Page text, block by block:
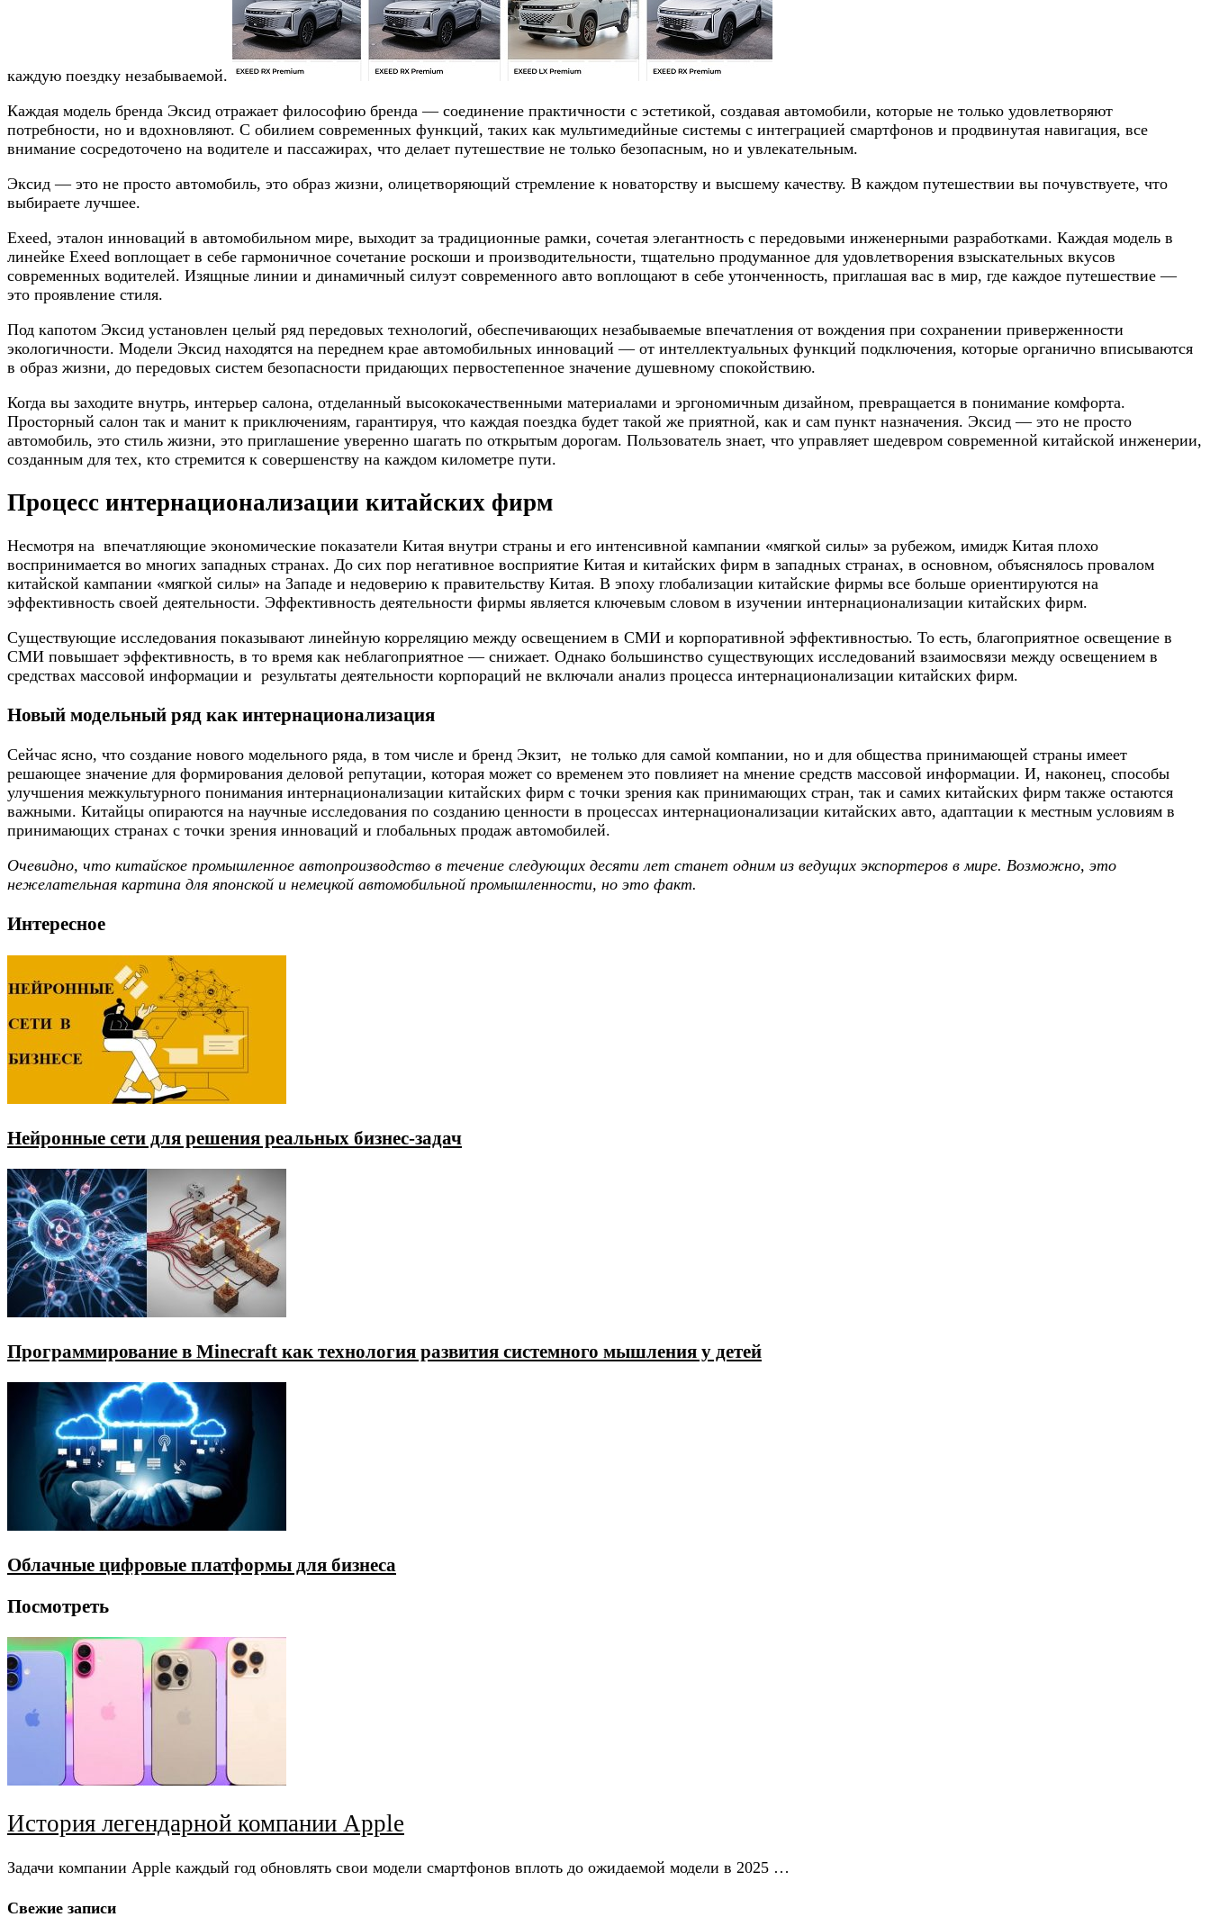
каждую поездку незабываемой.
Каждая модель бренда Эксид отражает философию бренда — соединение практичности с эстетикой, создавая автомобили, которые не только удовлетворяют
потребности, но и вдохновляют. С обилием современных функций, таких как мультимедийные системы с интеграцией смартфонов и продвинутая навигация, все
внимание сосредоточено на водителе и пассажирах, что делает путешествие не только безопасным, но и увлекательным.
Эксид — это не просто автомобиль, это образ жизни, олицетворяющий стремление к новаторству и высшему качеству. В каждом путешествии вы почувствуете, что
выбираете лучшее.
Exeed, эталон инноваций в автомобильном мире, выходит за традиционные рамки, сочетая элегантность с передовыми инженерными разработками. Каждая модель в
линейке Exeed воплощает в себе гармоничное сочетание роскоши и производительности, тщательно продуманное для удовлетворения взыскательных вкусов
современных водителей. Изящные линии и динамичный силуэт современного авто воплощают в себе утонченность, приглашая вас в мир, где каждое путешествие —
это проявление стиля.
Под капотом Эксид установлен целый ряд передовых технологий, обеспечивающих незабываемые впечатления от вождения при сохранении приверженности
экологичности. Модели Эксид находятся на переднем крае автомобильных инноваций — от интеллектуальных функций подключения, которые органично вписываются
в образ жизни, до передовых систем безопасности придающих первостепенное значение душевному спокойствию.
Когда вы заходите внутрь, интерьер салона, отделанный высококачественными материалами и эргономичным дизайном, превращается в понимание комфорта.
Просторный салон так и манит к приключениям, гарантируя, что каждая поездка будет такой же приятной, как и сам пункт назначения. Эксид — это не просто
автомобиль, это стиль жизни, это приглашение уверенно шагать по открытым дорогам. Пользователь знает, что управляет шедевром современной китайской инженерии,
созданным для тех, кто стремится к совершенству на каждом километре пути.
Процесс интернационализации китайских фирм
Несмотря на впечатляющие экономические показатели Китая внутри страны и его интенсивной кампании «мягкой силы» за рубежом, имидж Китая плохо
воспринимается во многих западных странах. До сих пор негативное восприятие Китая и китайских фирм в западных странах, в основном, объяснялось провалом
китайской кампании «мягкой силы» на Западе и недоверию к правительству Китая. В эпоху глобализации китайские фирмы все больше ориентируются на
эффективность своей деятельности. Эффективность деятельности фирмы является ключевым словом в изучении интернационализации китайских фирм.
Существующие исследования показывают линейную корреляцию между освещением в СМИ и корпоративной эффективностью. То есть, благоприятное освещение в
СМИ повышает эффективность, в то время как неблагоприятное — снижает. Однако большинство существующих исследований взаимосвязи между освещением в
средствах массовой информации и результаты деятельности корпораций не включали анализ процесса интернационализации китайских фирм.
Новый модельный ряд как интернационализация
Сейчас ясно, что создание нового модельного ряда, в том числе и бренд Экзит, не только для самой компании, но и для общества принимающей страны имеет
решающее значение для формирования деловой репутации, которая может со временем это повлияет на мнение средств массовой информации. И, наконец, способы
улучшения межкультурного понимания интернационализации китайских фирм с точки зрения как принимающих стран, так и самих китайских фирм также остаются
важными. Китайцы опираются на научные исследования по созданию ценности в процессах интернационализации китайских авто, адаптации к местным условиям в
принимающих странах с точки зрения инноваций и глобальных продаж автомобилей.
Очевидно, что китайское промышленное автопроизводство в течение следующих десяти лет станет одним из ведущих экспортеров в мире. Возможно, это
нежелательная картина для японской и немецкой автомобильной промышленности, но это факт.
Интересное
Нейронные сети для решения реальных бизнес-задач
Программирование в Minecraft как технология развития системного мышления у детей
Облачные цифровые платформы для бизнеса
Посмотреть
История легендарной компании Apple
Задачи компании Apple каждый год обновлять свои модели смартфонов вплоть до ожидаемой модели в 2025 …
Свежие записи